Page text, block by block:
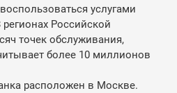
услугами
Российской
точек обслуживания,
более 10 миллионов
расположен в Москве.